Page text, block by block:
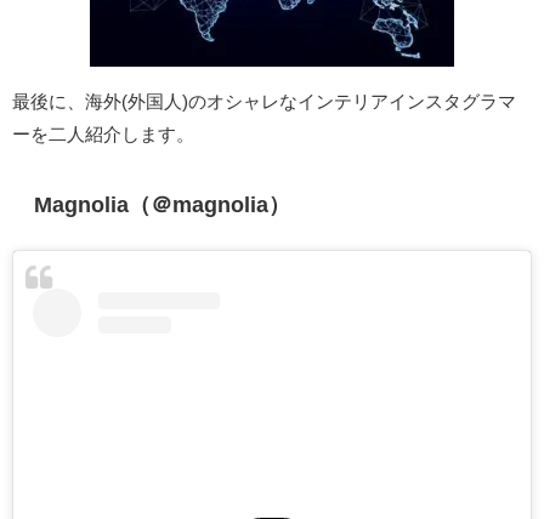
最後に、海外(外国人)のオシャレなインテリアインスタグラマ
ーを二人紹介します。
Magnolia（＠magnolia）